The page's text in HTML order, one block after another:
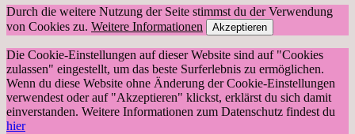
Durch die weitere Nutzung der Seite stimmst du der Verwendung
von Cookies zu. Weitere Informationen Akzeptieren
Die Cookie-Einstellungen auf dieser Website sind auf "Cookies
zulassen" eingestellt, um das beste Surferlebnis zu ermöglichen.
Wenn du diese Website ohne Änderung der Cookie-Einstellungen
verwendest oder auf "Akzeptieren" klickst, erklärst du sich damit
einverstanden. Weitere Informationen zum Datenschutz findest du
hier